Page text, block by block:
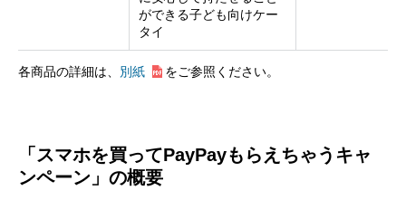
ができる子ども向けケー
タイ
各商品の詳細は、 別紙 をご参照ください。
「スマホを買ってPayPayもらえちゃうキャ
ンペーン」の概要